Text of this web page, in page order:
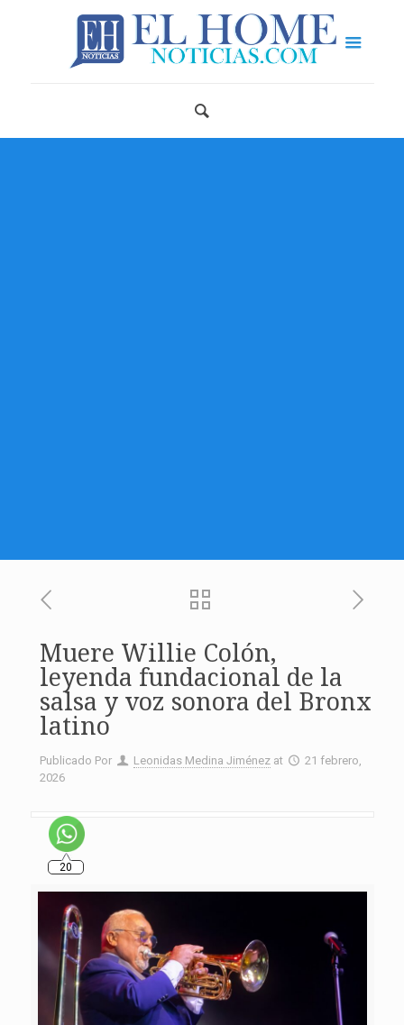
Muere Willie Colón,
leyenda fundacional de la
salsa y voz sonora del Bronx
latino
Publicado Por Leonidas Medina Jiménez at
21 febrero,
2026
20